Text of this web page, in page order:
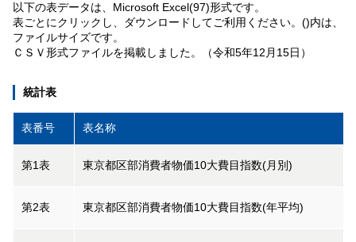
以下の表データは、Microsoft Excel(97)形式です。
表ごとにクリックし、ダウンロードしてご利用ください。()内は、
ファイルサイズです。
ＣＳＶ形式ファイルを掲載しました。（令和5年12月15日）
統計表
表番号 表名称
第1表 東京都区部消費者物価10大費目指数(月別)
第2表 東京都区部消費者物価10大費目指数(年平均)